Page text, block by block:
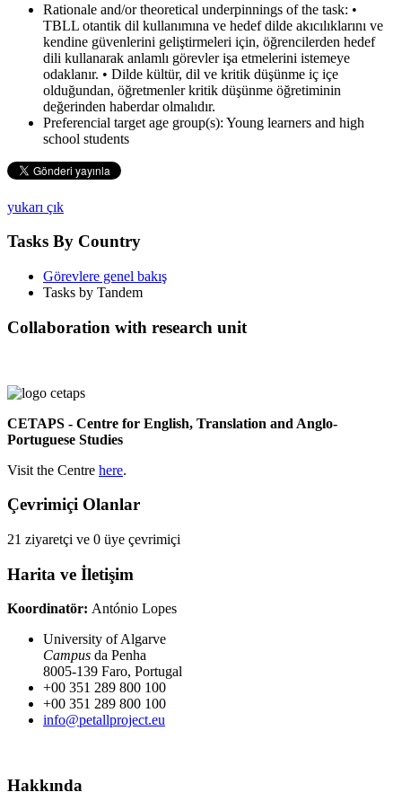
Rationale and/or theoretical underpinnings of the task: •
TBLL otantik dil kullanımına ve hedef dilde akıcılıklarını ve
kendine güvenlerini geliştirmeleri için, öğrencilerden hedef
dili kullanarak anlamlı görevler işa etmelerini istemeye
odaklanır. • Dilde kültür, dil ve kritik düşünme iç içe
olduğundan, öğretmenler kritik düşünme öğretiminin
değerinden haberdar olmalıdır.
Preferencial target age group(s): Young learners and high
school students
yukarı çık
Tasks By Country
Görevlere genel bakış
Tasks by Tandem
Collaboration with research unit
CETAPS - Centre for English, Translation and Anglo-
Portuguese Studies
Visit the Centre here.
Çevrimiçi Olanlar
21 ziyaretçi ve 0 üye çevrimiçi
Harita ve İletişim
Koordinatör: António Lopes
University of Algarve
Campus da Penha
8005-139 Faro, Portugal
+00 351 289 800 100
+00 351 289 800 100
info@petallproject.eu
Hakkında